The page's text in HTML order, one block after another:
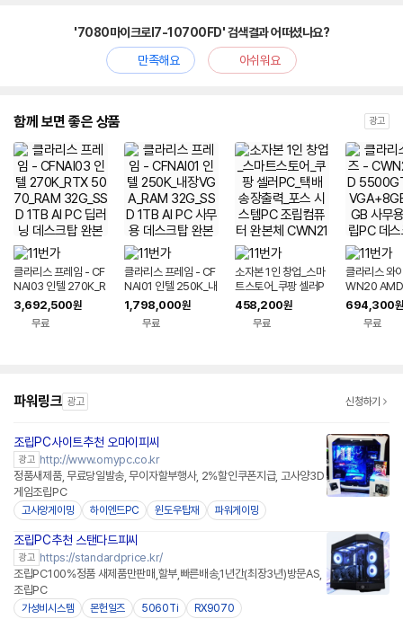
'7080마이크로I7-10700FD' 검색결과 어떠셨나요?
만족해요
아쉬워요
함께 보면 좋은 상품 광고
클라리스 프레임 - CF
NAI03 인텔 270K_R
TX 5070_RAM 32
G_SSD 1TB AI PC
딥러닝 데스크탑 완본
3,692,500원
무료
클라리스 프레임 - CF
NAI01 인텔 250K_내
장VGA_RAM 32G_
SSD 1TB AI PC 사무
용 데스크탑 완본체 조
1,798,000원
무료
소자본 1인 창업_스마
트스토어_쿠팡 셀러P
C_택배 송장출력_포
스 시스템PC 조립컴퓨
터 완본체 CWN21
458,200원
무료
클라리스 와
WN20
GT+내장
+256GB 사
조립PC 데
694,300원
무료
파워링크 광고 신청하기
조립PC사이트추천 오마이피씨
광고 http://www.omypc.co.kr
정품새제품, 무료당일발송, 무이자할부행사, 2%할인쿠폰지급, 고사양3D
게임조립PC
고사양게이밍 하이엔드PC 윈도우탑재 파워게이밍
조립PC추천 스탠다드피씨
광고 https://standardprice.kr/
조립PC100%정품 새제품만판매,할부,빠른배송,1년간(최장3년)방문AS,
조립PC
가성비시스템 몬헌일즈 5060Ti RX9070